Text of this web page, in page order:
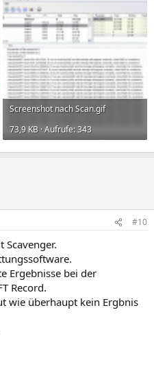
Screenshot nach Scan.gif
73,9 KB · Aufrufe: 343
#10
Scavenger.
Ergebnisse bei der
Record.
wie überhaupt kein Ergbnis